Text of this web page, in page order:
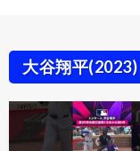
大谷翔平(2023)